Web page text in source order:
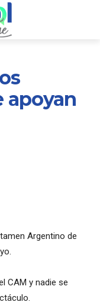
apoyan
Argentino de
CAM y nadie se